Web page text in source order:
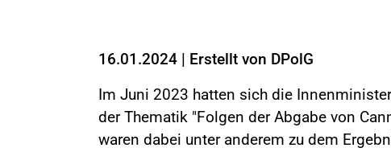
16.01.2024 | Erstellt von DPolG
Im Juni 2023 hatten sich die
der Thematik "Folgen der Abgabe von
waren dabei unter anderem zu dem